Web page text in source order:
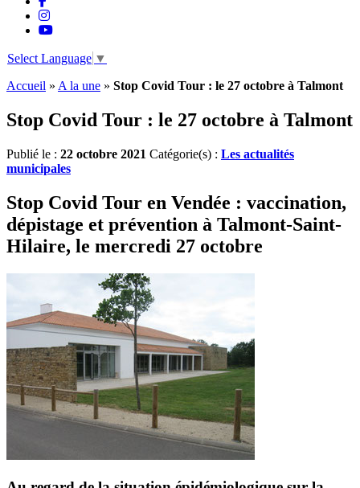
Select Language ▼
Accueil » A la une » Stop Covid Tour : le 27 octobre à Talmont
Stop Covid Tour : le 27 octobre à Talmont
Publié le : 22 octobre 2021 Catégorie(s) : Les actualités
municipales
Stop Covid Tour en Vendée : vaccination,
dépistage et prévention à Talmont-Saint-
Hilaire, le mercredi 27 octobre